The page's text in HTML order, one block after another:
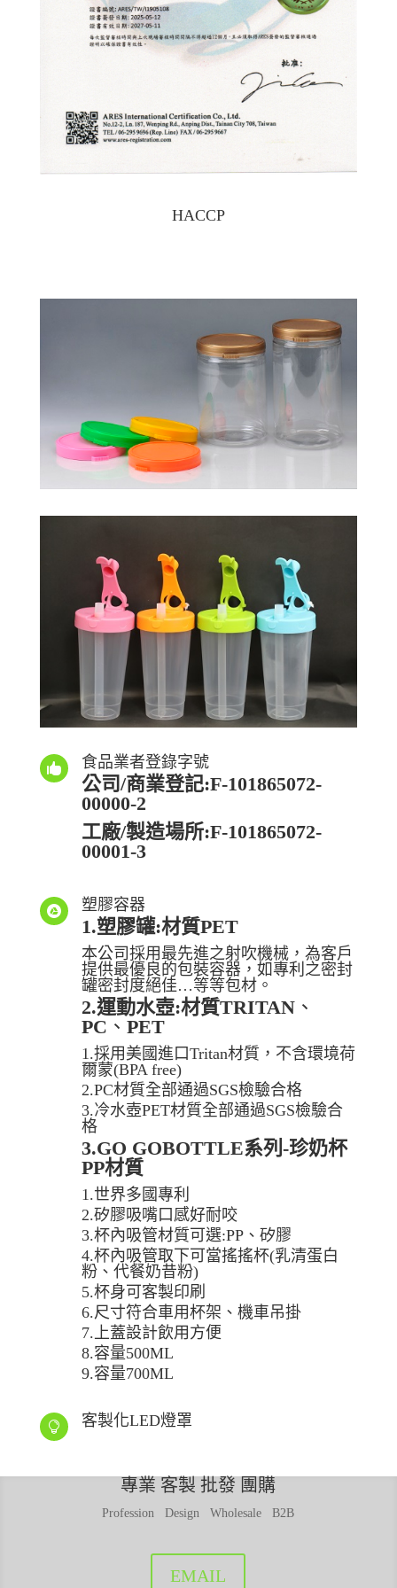
HACCP
 食品業者登錄字號
公司/商業登記:F-101865072-
00000-2
工廠/製造場所:F-101865072-
00001-3
 塑膠容器
1.塑膠罐:材質PET
本公司採用最先進之射吹機械，為客戶
提供最優良的包裝容器，如專利之密封
罐密封度絕佳…等等包材。
2.運動水壺:材質TRITAN、
PC 、 PET
1.採用美國進口Tritan材質，不含環境荷
爾蒙(BPA free)
2.PC材質全部通過SGS檢驗合格
3.冷水壺PET材質全部通過SGS檢驗合
格
3.GO GOBOTTLE系列-珍奶杯
PP材質
1.世界多國專利
2.矽膠吸嘴口感好耐咬
3.杯內吸管材質可選:PP、矽膠
4.杯內吸管取下可當搖搖杯(乳清蛋白
粉、代餐奶昔粉)
5.杯身可客製印刷
6.尺寸符合車用杯架、機車吊掛
7.上蓋設計飲用方便
8.容量500ML
9.容量700ML
 客製化LED燈罩
專業 客製 批發 團購
Profession Design Wholesale B2B
EMAIL